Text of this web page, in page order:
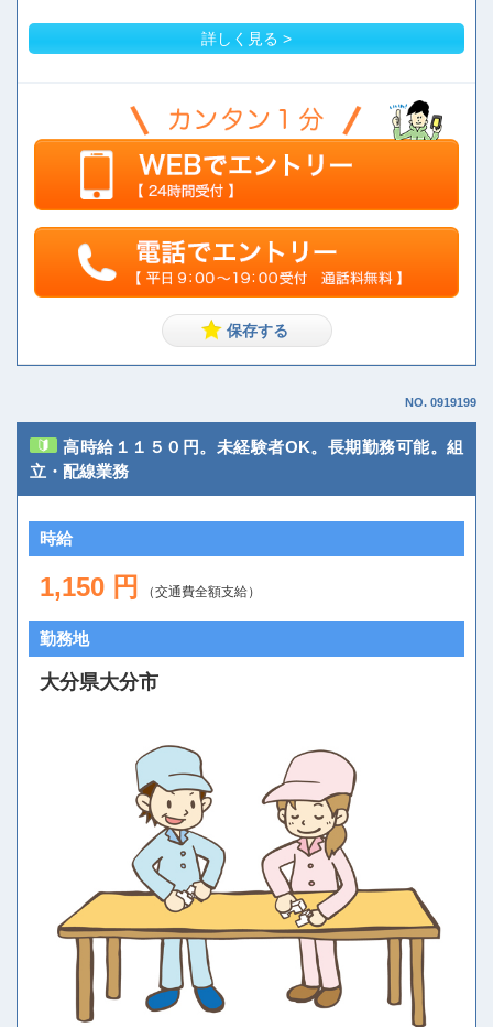
詳しく見る >
NO. 0919199
高時給１１５０円。未経験者OK。長期勤務可能。組
立・配線業務
時給
1,150 円 （交通費全額支給）
勤務地
大分県大分市